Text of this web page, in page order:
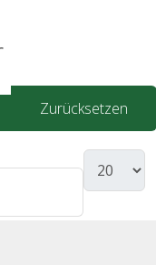
Zurücksetzen